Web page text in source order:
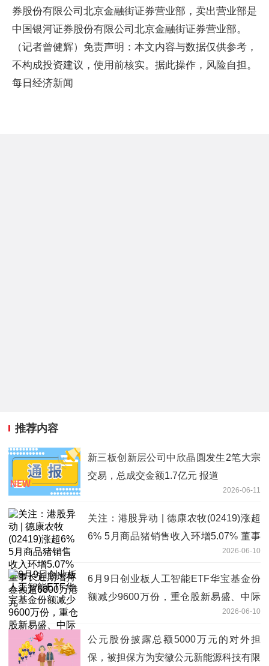
券股份有限公司北京金融街证券营业部，卖出营业部是
中国银河证券股份有限公司北京金融街证券营业部。
（记者曾健辉）免责声明：本文内容与数据仅供参考，
不构成投资建议，使用前核实。据此操作，风险自担。
每日经济新闻
推荐内容
新三板创新层公司中欣晶圆发生2笔大宗
交易，总成交金额1.7亿元 报道
2026-06-11
关注：港股异动 | 德康农牧(02419)涨超
6% 5月商品猪销售收入环增5.07% 董事
2026-06-10
6月9日创业板人工智能ETF华宝基金份
额减少9600万份，重仓股新易盛、中际
2026-06-10
公元股份披露总额5000万元的对外担
保，被担保方为安徽公元新能源科技有限